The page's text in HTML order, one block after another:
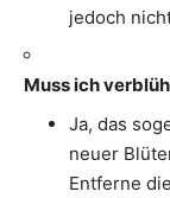
jedoch
Muss ich
Ja, das
neuer
Entferne